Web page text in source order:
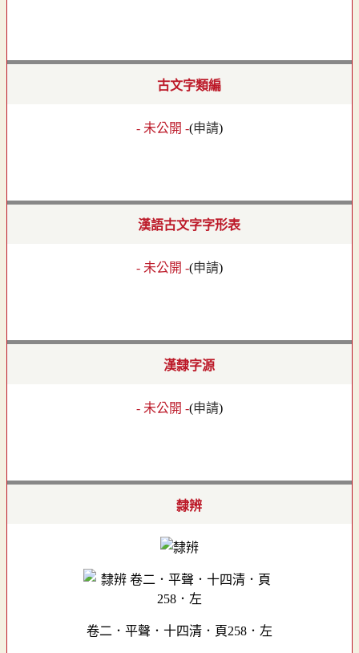
古文字類編
- 未公開 -(申請)
漢語古文字字形表
- 未公開 -(申請)
漢隸字源
- 未公開 -(申請)
隸辨
卷二．平聲．十四清．頁258．左